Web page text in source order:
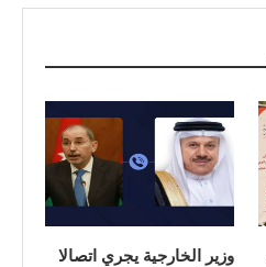
وزير الخارجية يجري اتصالا